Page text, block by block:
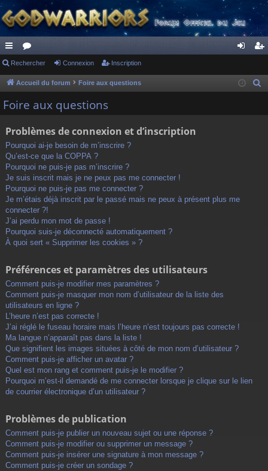
ac
co
ur
s
or
u ne cri
Rechercher Connexion Inscription
Accueil du forum Foire aux questions
Foire aux questions
Problèmes de connexion et d’inscription
Pourquoi ai-je besoin de m’inscrire ?
Qu’est-ce que la COPPA ?
Pourquoi ne puis-je pas m’inscrire ?
Je suis inscrit mais je ne peux pas me connecter !
Pourquoi ne puis-je pas me connecter ?
Je m’étais déjà inscrit par le passé mais ne peux à présent plus me
connecter ?!
J’ai perdu mon mot de passe !
Pourquoi suis-je déconnecté automatiquement ?
À quoi sert « Supprimer les cookies » ?
Préférences et paramètres des utilisateurs
Comment puis-je modifier mes paramètres ?
Comment puis-je masquer mon nom d’utilisateur de la liste des
utilisateurs en ligne ?
L’heure n’est pas correcte !
J’ai réglé le fuseau horaire mais l’heure n’est toujours pas correcte !
Ma langue n’apparaît pas dans la liste !
Que signifient les images situées à côté de mon nom d’utilisateur ?
Comment puis-je afficher un avatar ?
Quel est mon rang et comment puis-je le modifier ?
Pourquoi m’est-il demandé de me connecter lorsque je clique sur le lien
de courrier électronique d’un utilisateur ?
Problèmes de publication
Comment puis-je publier un nouveau sujet ou une réponse ?
Comment puis-je modifier ou supprimer un message ?
Comment puis-je insérer une signature à mon message ?
Comment puis-je créer un sondage ?